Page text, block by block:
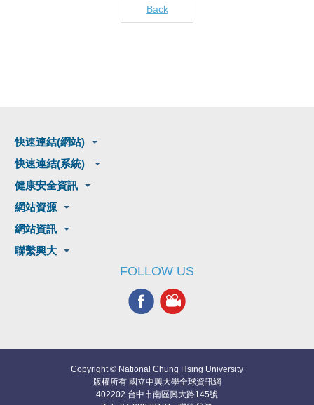
Back
快速連結(網站)
快速連結(系統)
健康安全資訊
網站資源
網站資訊
聯繫興大
FOLLOW US
Copyright © National Chung Hsing University
版權所有 國立中興大學全球資訊網
402202 台中市南區興大路145號